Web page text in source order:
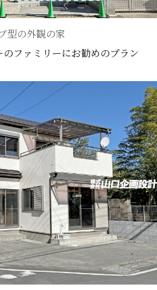
型の外観の家
ファミリーにお勧めのプラン